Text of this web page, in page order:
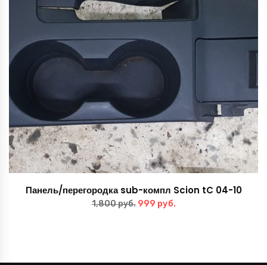
Панель/перегородка sub-компл Scion tC 04-10
1,800руб. Первоначальная
999 руб.Текущая